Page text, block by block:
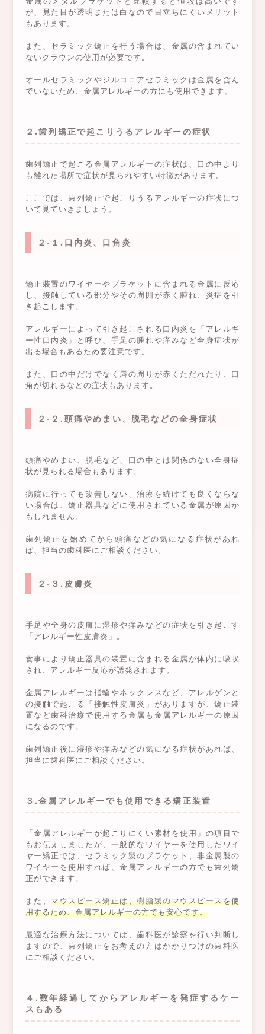
が、見た目が透明または白なので目立ちにくいメリット
もあります。
また、セラミック矯正を行う場合は、金属の含まれてい
ないクラウンの使用が必要です。
オールセラミックやジルコニアセラミックは金属を含ん
でいないため、金属アレルギーの方にも使用できます。
２.歯列矯正で起こりうるアレルギーの症状
歯列矯正で起こる金属アレルギーの症状は、口の中より
も離れた場所で症状が見られやすい特徴があります。
ここでは、歯列矯正で起こりうるアレルギーの症状につ
いて見ていきましょう。
２-１.口内炎、口角炎
矯正装置のワイヤーやブラケットに含まれる金属に反応
し、接触している部分やその周囲が赤く腫れ、炎症を引
き起こします。
アレルギーによって引き起こされる口内炎を「アレルギ
ー性口内炎」と呼び、手足の腫れや痒みなど全身症状が
出る場合もあるため要注意です。
また、口の中だけでなく唇の周りが赤くただれたり、口
角が切れるなどの症状もあります。
２-２.頭痛やめまい、脱毛などの全身症状
頭痛やめまい、脱毛など、口の中とは関係のない全身症
状が見られる場合もあります。
病院に行っても改善しない、治療を続けても良くならな
い場合は、矯正器具などに使用されている金属が原因か
もしれません。
歯列矯正を始めてから頭痛などの気になる症状があれ
ば、担当の歯科医にご相談ください。
２-３.皮膚炎
手足や全身の皮膚に湿疹や痒みなどの症状を引き起こす
「アレルギー性皮膚炎」。
食事により矯正器具の装置に含まれる金属が体内に吸収
され、アレルギー反応が誘発されます。
金属アレルギーは指輪やネックレスなど、アレルゲンと
の接触で起こる「接触性皮膚炎」がありますが、矯正装
置など歯科治療で使用する金属も金属アレルギーの原因
になるのです。
歯列矯正後に湿疹や痒みなどの気になる症状があれば、
担当に歯科医にご相談ください。
３.金属アレルギーでも使用できる矯正装置
「金属アレルギーが起こりにくい素材を使用」の項目で
もお伝えしましたが、一般的なワイヤーを使用したワイ
ヤー矯正では、セラミック製のブラケット、非金属製の
ワイヤーを使用すれば、金属アレルギーの方でも歯列矯
正ができます。
また、マウスピース矯正は、樹脂製のマウスピースを使
用するため、金属アレルギーの方でも安心です。
最適な治療方法については、歯科医が診察を行い判断し
ますので、歯列矯正をお考えの方はかかりつけの歯科医
にご相談ください。
４.数年経過してからアレルギーを発症するケー
スもある